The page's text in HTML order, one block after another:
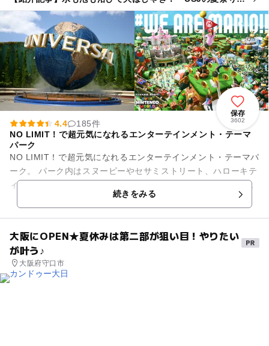
保存
3602
4.4
185件
NO LIMIT！で超元気になれるエンターテインメント・テーマ
パーク
NO LIMIT！で超元気になれるエンターテインメント・テーマパ
ーク。 パーク内はスヌーピーやセサミストリート、ハローキテ
ィ、ミニオンといったお子様向けキャラクターエリアが各所に
続きをみる
大阪にOPEN★夏休みは第二部が狙い目！やりたい
が叶う♪
大阪府守口市